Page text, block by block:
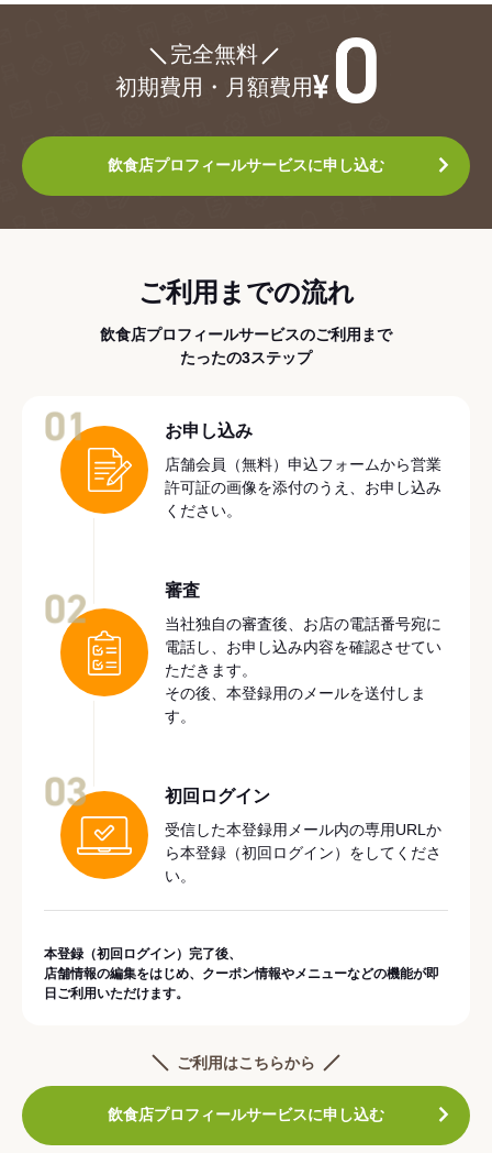
完全無料
初期費用・月額費用
飲食店プロフィールサービスに申し込む
ご利用までの流れ
飲食店プロフィールサービスのご利用まで
たったの3ステップ
お申し込み
店舗会員（無料）申込フォームから営業
許可証の画像を添付のうえ、お申し込み
ください。
審査
当社独自の審査後、お店の電話番号宛に
電話し、お申し込み内容を確認させてい
ただきます。
その後、本登録用のメールを送付しま
す。
初回ログイン
受信した本登録用メール内の専用URLか
ら本登録（初回ログイン）をしてくださ
い。
本登録（初回ログイン）完了後、
店舗情報の編集をはじめ、クーポン情報やメニューなどの機能が即
日ご利用いただけます。
ご利用はこちらから
飲食店プロフィールサービスに申し込む